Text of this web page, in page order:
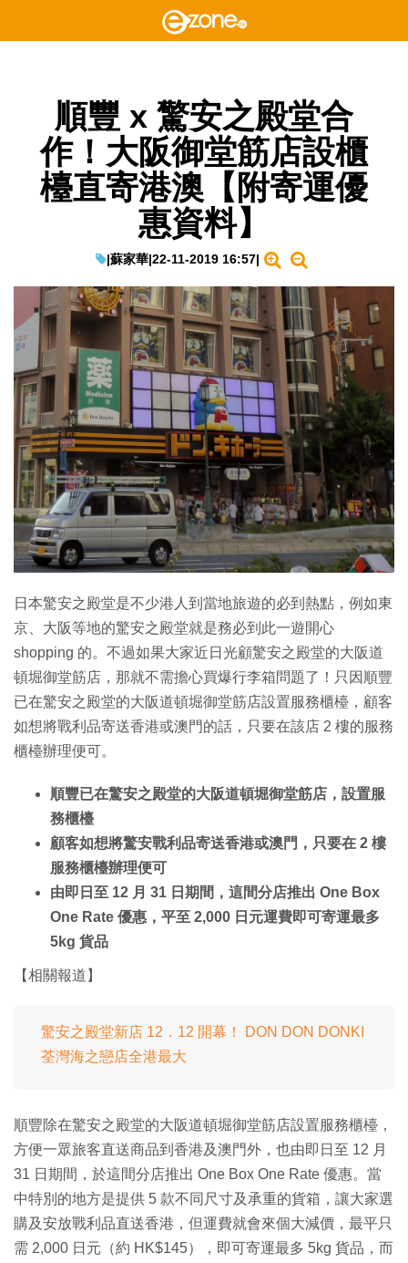
順豐 x 驚安之殿堂合
作！大阪御堂筋店設櫃
檯直寄港澳【附寄運優
惠資料】
|蘇家華|22-11-2019 16:57|
日本驚安之殿堂是不少港人到當地旅遊的必到熱點，例如東
京、大阪等地的驚安之殿堂就是務必到此一遊開心
shopping 的。不過如果大家近日光顧驚安之殿堂的大阪道
頓堀御堂筋店，那就不需擔心買爆行李箱問題了！只因順豐
已在驚安之殿堂的大阪道頓堀御堂筋店設置服務櫃檯，顧客
如想將戰利品寄送香港或澳門的話，只要在該店 2 樓的服務
櫃檯辦理便可。
順豐已在驚安之殿堂的大阪道頓堀御堂筋店，設置服
務櫃檯
顧客如想將驚安戰利品寄送香港或澳門，只要在 2 樓
服務櫃檯辦理便可
由即日至 12 月 31 日期間，這間分店推出 One Box
One Rate 優惠，平至 2,000 日元運費即可寄運最多
5kg 貨品
【相關報道】
驚安之殿堂新店 12．12 開幕！ DON DON DONKI
荃灣海之戀店全港最大
順豐除在驚安之殿堂的大阪道頓堀御堂筋店設置服務櫃檯，
方便一眾旅客直送商品到香港及澳門外，也由即日至 12 月
31 日期間，於這間分店推出 One Box One Rate 優惠。當
中特別的地方是提供 5 款不同尺寸及承重的貨箱，讓大家選
購及安放戰利品直送香港，但運費就會來個大減價，最平只
需 2,000 日元（約 HK$145），即可寄運最多 5kg 貨品，而